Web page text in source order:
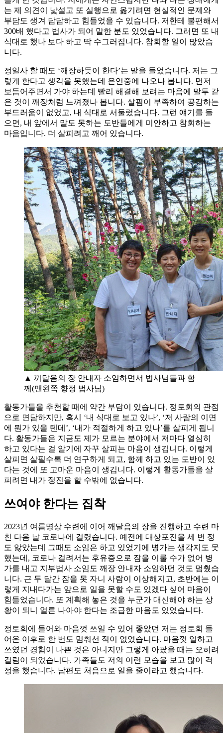
는 제 의견이 낯설고 또 실행으로 옮기려면 현실적인 문제와
부담도 생겨 답답하고 힘들었을 수 있습니다. 저한테 불편해서
300배 했다고 법사가 되어 말한 분도 있었습니다. 그러면 또 내
식대로 했나 보다 하고 딱 수그러집니다. 참회할 일이 많았습
니다.
정일사 할 때도 ‘깨장하듯이 한다’는 말을 들었습니다. 저는 그
렇게 한다고 생각을 못했는데 은연중에 나오나 봅니다. 먼저
보듬어주면서 가야 하는데 빨리 해결해 보려는 마음에 말투 같
은 것이 깨장처럼 느껴졌나 봅니다. 살핌이 부족하여 공감하는
부드러움이 없었고, 내 식대로 서둘렀습니다. 그런 얘기를 들
으면, 내 앞에서 말도 못하는 도반들에게 미안하고 참회하는
마음입니다. 더 살피려고 깨어 있습니다.
▲ 끼달음의 장 안내자 소임하면서 법사님들과 함
께(맨왼쪽 향정 법사님)
활동가들을 추천할 때에 약간 부담이 있습니다. 정토회의 관점
으로 면담하지만, 혹시 ‘내 식대로 보고 있나’, ‘저 사람의 이면
에 뭔가 있을 텐데’, ‘내가 적절하게 하고 있나’를 살피게 됩니
다. 활동가들은 지금도 제가 모르는 분야에서 저마다 열심히
하고 있다는 걸 알기에 자꾸 살피는 마음이 생깁니다. 이렇게
살피면 살필수록 더 연구하게 되고, 함께 하고 있는 도반이 있
다는 것에 또 고마운 마음이 생깁니다. 이렇게 활동가들을 살
피려면 내가 정진을 할 수밖에 없습니다.
쓰여야 한다는 집착
2023년 여름명상 수련에 이어 깨달음의 장을 진행하고 수련 마
친 다음 날 코로나에 걸렸습니다. 예전에 대상포진을 세 번 정
도 앓았는데 그때도 소임은 하고 있었기에 병가는 생각지도 못
했는데, 코로나 걸려서는 후유증으로 잠을 이룰 수가 없어 병
가를 내고 지부법사 소임도 깨장 안내자 소임하던 것도 멈췄습
니다. 근 두 달간 잠을 못 자니 사람이 이상해지고, 초반에는 이
렇게 지내다가는 앞으로 일을 못할 수도 있겠다 싶어 마음이
힘들었습니다. 또 계획해 놓은 것을 누군가 대신해야 하는 상
황이 되니 얼른 나아야 한다는 조급한 마음도 있었습니다.
정토회에 들어와 마음껏 쓰일 수 있어 좋았던 저는 정토회 들
어온 이후로 한 번도 멈춰선 적이 없었습니다. 마음껏 일하고
쓰였던 경험이 나쁜 것은 아니지만 그렇게 아팠을 때는 오히려
걸림이 되었습니다. 가족들도 저의 이런 모습을 보고 많이 걱
정을 했습니다. 남편도 처음으로 일을 줄이라고 했습니다.